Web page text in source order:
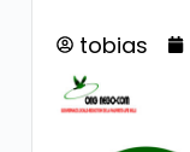
tobias